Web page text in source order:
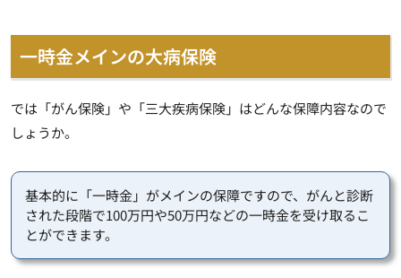
一時金メインの大病保険
では「がん保険」や「三大疾病保険」はどんな保障内容なので
しょうか。
基本的に「一時金」がメインの保障ですので、がんと診断
された段階で100万円や50万円などの一時金を受け取るこ
とができます。